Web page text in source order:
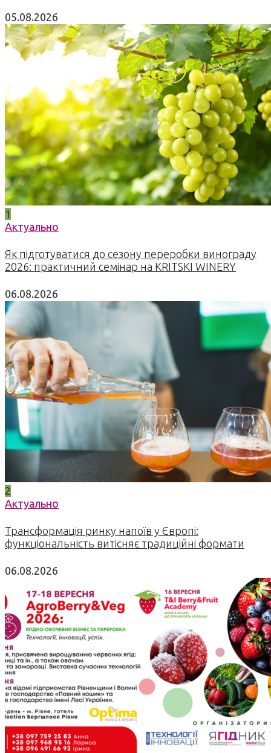
05.08.2026
1
Актуально
Як підготуватися до сезону переробки винограду
2026: практичний семінар на KRITSKI WINERY
06.08.2026
2
Актуально
Трансформація ринку напоїв у Європі:
функціональність витісняє традиційні формати
06.08.2026